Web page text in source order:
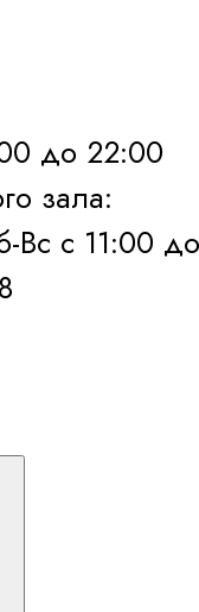
до 22:00
зала:
Вс с 11:00